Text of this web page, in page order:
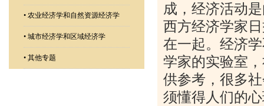
• 农业经济学和自然资源经济学
• 城市经济学和区域经济学
• 其他专题
成，经济活动
西方经济学家
在一起。经济
学家的实验室
供参考，很多
须懂得人们的